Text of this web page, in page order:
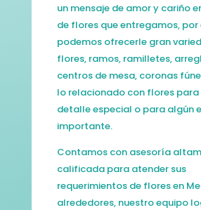
un mensaje de amor y cariño
de flores que entregamos, por
podemos ofrecerle gran
flores, ramos, ramilletes,
centros de mesa, coronas
lo relacionado con flores para
detalle especial o para algún
importante.
Contamos con asesoría
calificada para atender sus
requerimientos de flores en
alrededores, nuestro equipo